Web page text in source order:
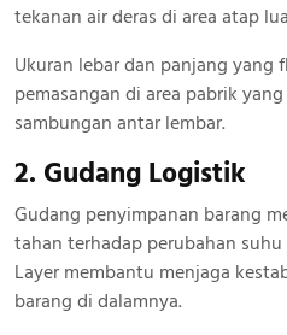
tekanan air deras di area atap
Ukuran lebar dan panjang yang
pemasangan di area pabrik
sambungan antar lembar.
2. Gudang Logistik
Gudang penyimpanan barang
tahan terhadap perubahan
Layer membantu menjaga
barang di dalamnya.